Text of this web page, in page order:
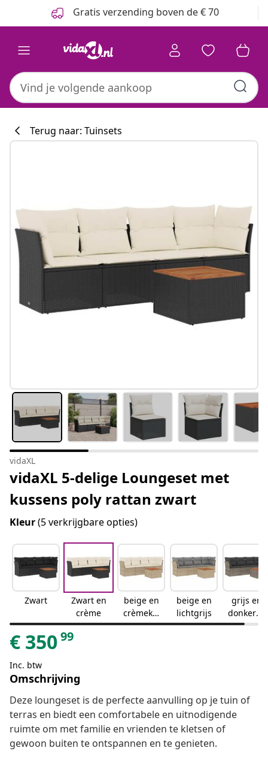
Gratis verzending boven de € 70
Terug naar: Tuinsets
vidaXL
vidaXL 5-delige Loungeset met
kussens poly rattan zwart
Kleur(5 verkrijgbare opties)
Zwart
Zwart en
crème
beige en
crèmekle
urig
beige en
lichtgrijs
grijs en
donkergr
ijs
€ 35099
Inc. btw
Omschrijving
Deze loungeset is de perfecte aanvulling op je tuin of
terras en biedt een comfortabele en uitnodigende
ruimte om met familie en vrienden te kletsen of
gewoon buiten te ontspannen en te genieten.